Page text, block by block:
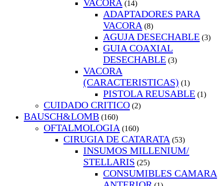
VACORA (14)
ADAPTADORES PARA
VACORA (8)
AGUJA DESECHABLE (3)
GUIA COAXIAL
DESECHABLE (3)
VACORA
(CARACTERISTICAS) (1)
PISTOLA REUSABLE (1)
CUIDADO CRITICO (2)
BAUSCH&LOMB (160)
OFTALMOLOGIA (160)
CIRUGIA DE CATARATA (53)
INSUMOS MILLENIUM/
STELLARIS (25)
CONSUMIBLES CAMARA